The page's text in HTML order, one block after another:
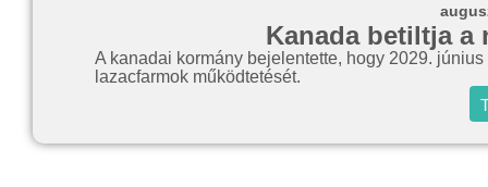
Kanada betiltja a
A kanadai kormány bejelentette, hogy 2029.
lazacfarmok működtetését.